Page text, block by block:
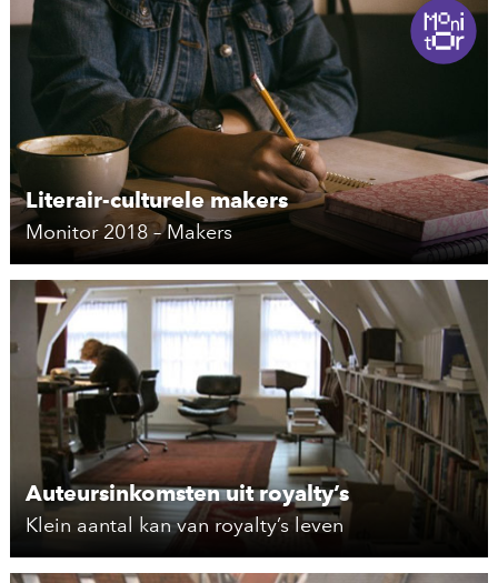
Literair-culturele makers
Monitor 2018 – Makers
Auteursinkomsten uit royalty’s
Klein aantal kan van royalty’s leven